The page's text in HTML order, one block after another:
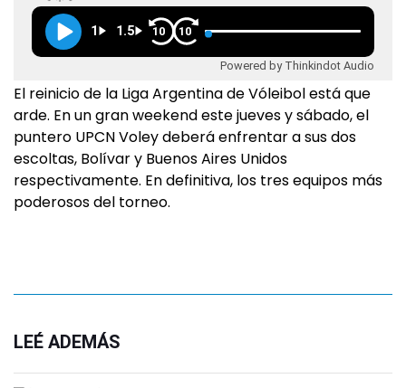
1 1.5 10 10
Powered by Thinkindot Audio
El reinicio de la Liga Argentina de Vóleibol está que
arde. En un gran weekend este jueves y sábado, el
puntero UPCN Voley deberá enfrentar a sus dos
escoltas, Bolívar y Buenos Aires Unidos
respectivamente. En definitiva, los tres equipos más
poderosos del torneo.
LEÉ ADEMÁS